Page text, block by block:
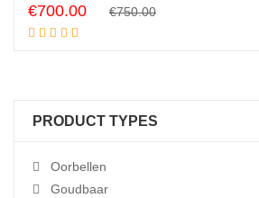
€750.00Original
€700.00
Current
PRODUCT TYPES
Oorbellen
Goudbaar